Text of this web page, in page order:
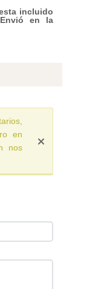
incluido
en la
en
nos